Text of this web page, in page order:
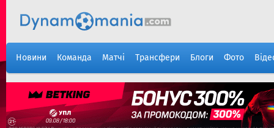
Новини Команда Матчі Трансфери Блоги Фото